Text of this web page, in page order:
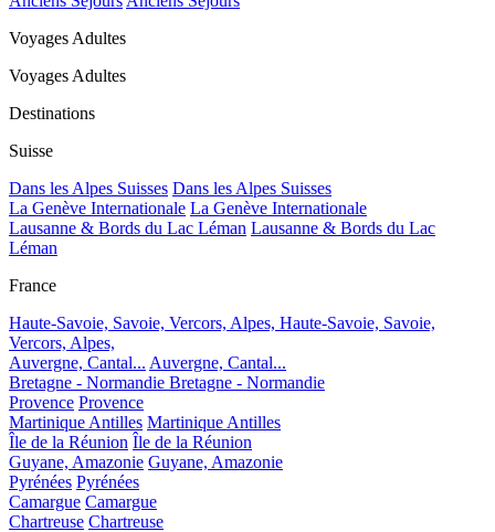
Voyages Adultes
Voyages Adultes
Destinations
Suisse
Dans les Alpes Suisses Dans les Alpes Suisses
La Genève Internationale La Genève Internationale
Lausanne & Bords du Lac Léman Lausanne & Bords du Lac
Léman
France
Haute-Savoie, Savoie, Vercors, Alpes, Haute-Savoie, Savoie,
Vercors, Alpes,
Auvergne, Cantal... Auvergne, Cantal...
Bretagne - Normandie Bretagne - Normandie
Provence Provence
Martinique Antilles Martinique Antilles
Île de la Réunion Île de la Réunion
Guyane, Amazonie Guyane, Amazonie
Pyrénées Pyrénées
Camargue Camargue
Chartreuse Chartreuse